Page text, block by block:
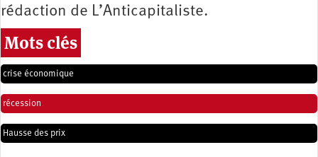
rédaction de L’Anticapitaliste.
Mots clés
crise économique
récession
Hausse des prix